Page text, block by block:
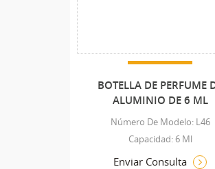
BOTELLA DE PERFUME
ALUMINIO DE 6 ML
Número De Modelo: L46
Capacidad: 6 Ml
Enviar Consulta